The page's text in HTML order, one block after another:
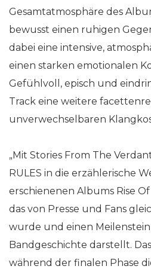
Gesamtatmosphäre des
bewusst einen ruhigen
dabei eine intensive,
einen starken emotionalen
Gefühlvoll, episch und
Track eine weitere
unverwechselbaren
„Mit Stories From The
RULES in die erzählerische
erschienenen Albums Rise
das von Presse und Fans
wurde und einen
Bandgeschichte darstellt.
während der finalen Phase